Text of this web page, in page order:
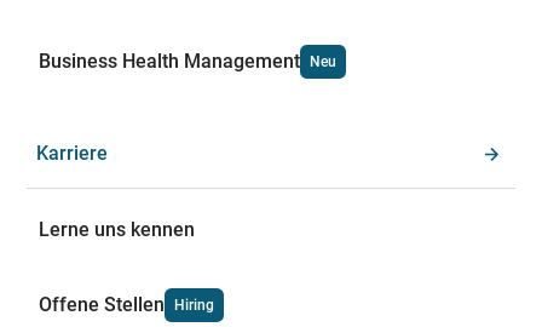
Business Health Management Neu
Karriere
Lerne uns kennen
Offene Stellen Hiring